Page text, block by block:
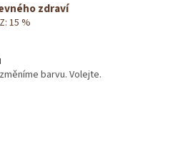
zdraví
15 %
barvu. Volejte.